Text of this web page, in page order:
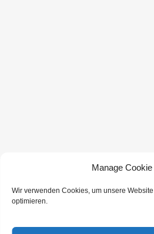
Manage
Wir verwenden Cookies, um unsere
optimieren.